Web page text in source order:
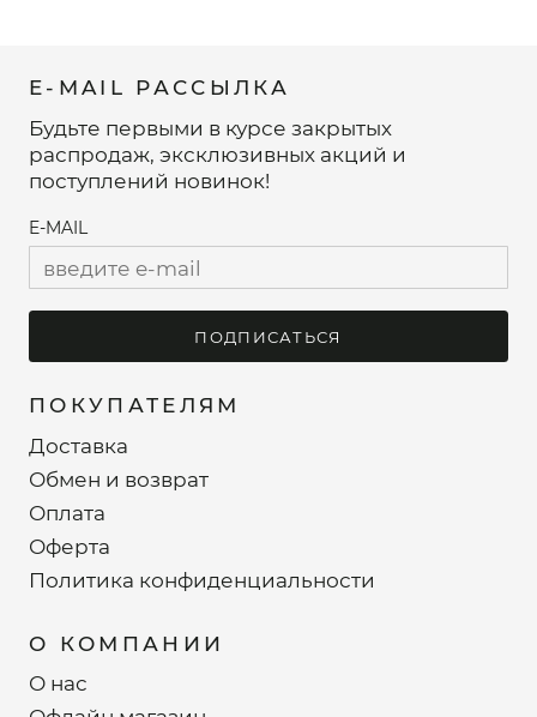
ПОКУПАТЕЛЯМ
Доставка
Обмен и возврат
Оплата
Оферта
Политика конфиденциальности
О КОМПАНИИ
О нас
E-MAIL РАССЫЛКА
Будьте первыми в курсе закрытых
распродаж, эксклюзивных акций и
поступлений новинок!
E-MAIL
ПОДПИСАТЬСЯ